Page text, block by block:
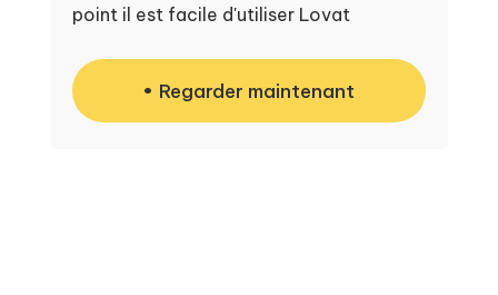
point il est facile d'utiliser Lovat
Regarder maintenant